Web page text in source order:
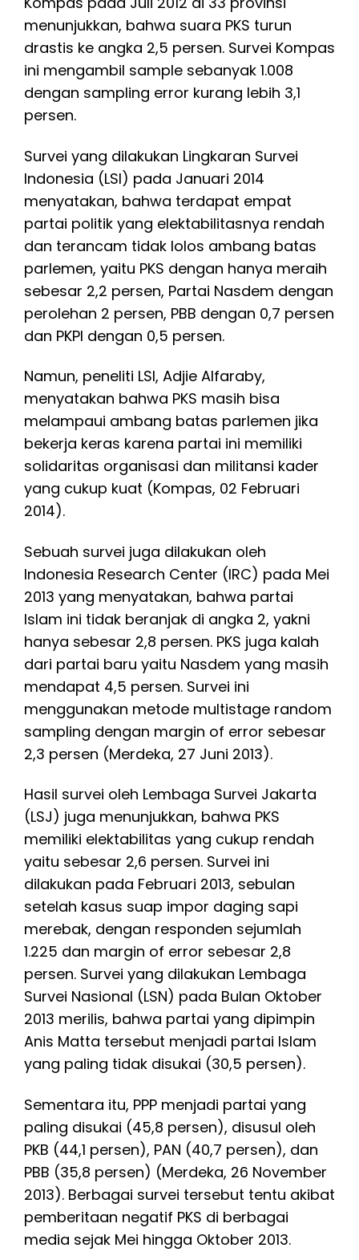
menunjukkan, bahwa suara PKS turun
drastis ke angka 2,5 persen. Survei Kompas
ini mengambil sample sebanyak 1.008
dengan sampling error kurang lebih 3,1
persen.
Survei yang dilakukan Lingkaran Survei
Indonesia (LSI) pada Januari 2014
menyatakan, bahwa terdapat empat
partai politik yang elektabilitasnya rendah
dan terancam tidak lolos ambang batas
parlemen, yaitu PKS dengan hanya meraih
sebesar 2,2 persen, Partai Nasdem dengan
perolehan 2 persen, PBB dengan 0,7 persen
dan PKPI dengan 0,5 persen.
Namun, peneliti LSI, Adjie Alfaraby,
menyatakan bahwa PKS masih bisa
melampaui ambang batas parlemen jika
bekerja keras karena partai ini memiliki
solidaritas organisasi dan militansi kader
yang cukup kuat (Kompas, 02 Februari
2014).
Sebuah survei juga dilakukan oleh
Indonesia Research Center (IRC) pada Mei
2013 yang menyatakan, bahwa partai
Islam ini tidak beranjak di angka 2, yakni
hanya sebesar 2,8 persen. PKS juga kalah
dari partai baru yaitu Nasdem yang masih
mendapat 4,5 persen. Survei ini
menggunakan metode multistage random
sampling dengan margin of error sebesar
2,3 persen (Merdeka, 27 Juni 2013).
Hasil survei oleh Lembaga Survei Jakarta
(LSJ) juga menunjukkan, bahwa PKS
memiliki elektabilitas yang cukup rendah
yaitu sebesar 2,6 persen. Survei ini
dilakukan pada Februari 2013, sebulan
setelah kasus suap impor daging sapi
merebak, dengan responden sejumlah
1.225 dan margin of error sebesar 2,8
persen. Survei yang dilakukan Lembaga
Survei Nasional (LSN) pada Bulan Oktober
2013 merilis, bahwa partai yang dipimpin
Anis Matta tersebut menjadi partai Islam
yang paling tidak disukai (30,5 persen).
Sementara itu, PPP menjadi partai yang
paling disukai (45,8 persen), disusul oleh
PKB (44,1 persen), PAN (40,7 persen), dan
PBB (35,8 persen) (Merdeka, 26 November
2013). Berbagai survei tersebut tentu akibat
pemberitaan negatif PKS di berbagai
media sejak Mei hingga Oktober 2013.